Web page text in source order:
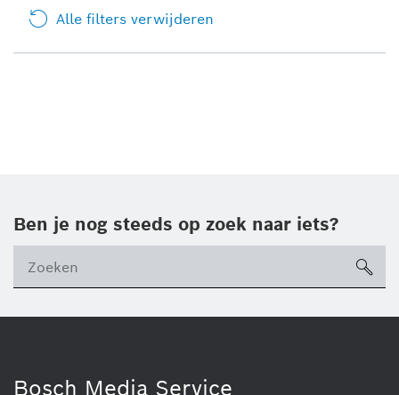
Alle filters verwijderen
Ben je nog steeds op zoek naar iets?
Bosch Media Service